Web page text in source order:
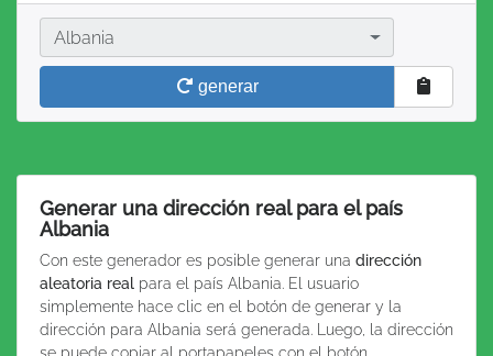
País
Albania
generar
Generar una dirección real para el país
Albania
Con este generador es posible generar una dirección
aleatoria real para el país Albania. El usuario
simplemente hace clic en el botón de generar y la
dirección para Albania será generada. Luego, la dirección
se puede copiar al portapapeles con el botón